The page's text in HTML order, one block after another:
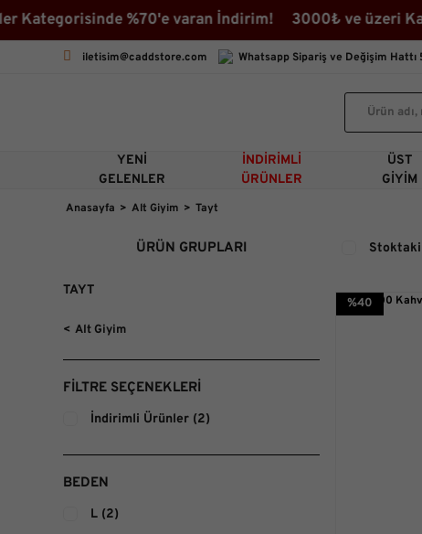
%70'e varan İndirim! 3000₺ ve üzeri
iletisim@caddstore.com Whatsapp Sipariş ve Değişim Hattı
YENI
GELENLER
İNDIRIMLI
ÜRÜNLER
ÜST
GIYIM
Anasayfa Alt Giyim Tayt
ÜRÜN GRUPLARI
TAYT
Alt Giyim
FILTRE SEÇENEKLERI
İndirimli Ürünler (2)
BEDEN
L (2)
%40